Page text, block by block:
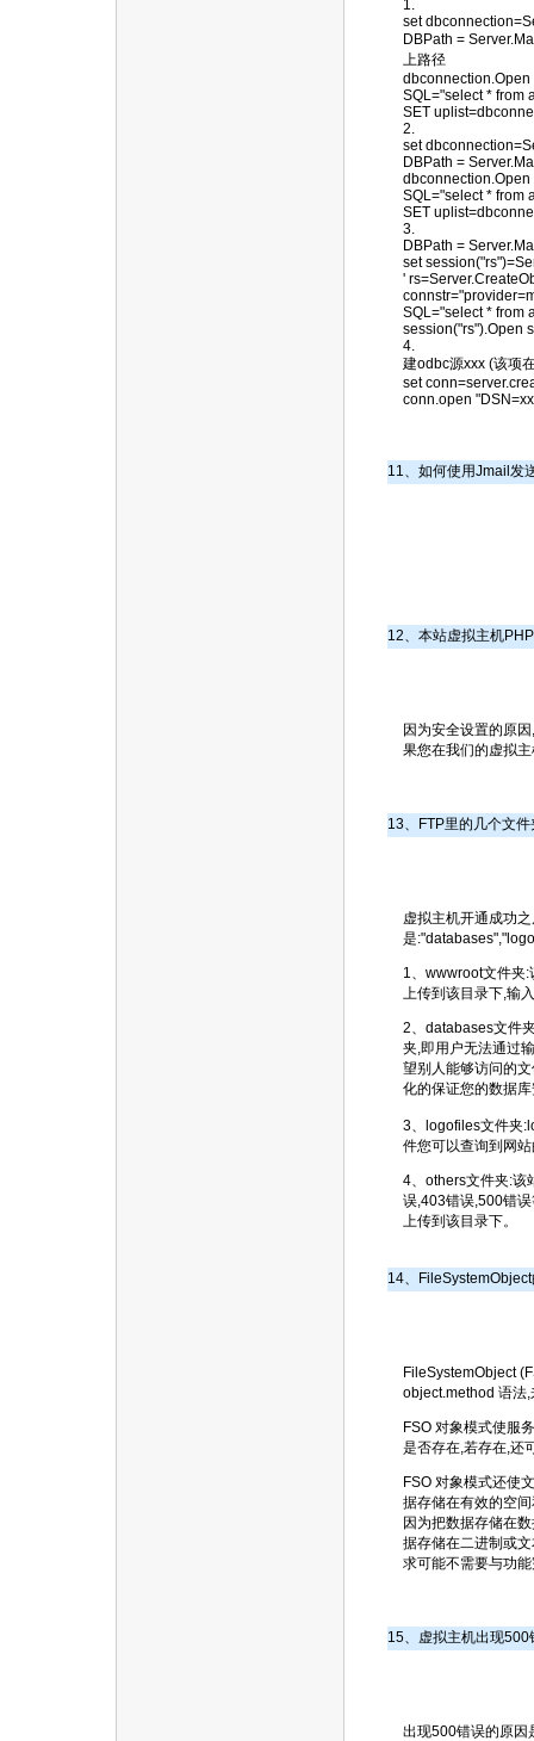
1.
set
DBPath =
上路径
dbconnection.Open
SQL="select * from
SET
2.
set
DBPath =
SQL="select * from
SET
3.
DBPath =
set
'
SQL="select * from
session("rs").Open
4.
建odbc源xxx (该项
set
conn.open
11、如何使用Jmail发
12、本站虚拟主机
因为安全设置的原
果您在我们的虚拟
13、FTP里的几个文
虚拟主机开通成功
是
1、wwwroot文件夹
上传到该目录下,输
2、databases文件
夹,即用户无法通过
望别人能够访问的
化的保证您的数据
3、logofiles文件夹
件您可以查询到网
4、others文件夹:该
误,403错误,500错
上传到该目录下。
14、
FileSystemObject
object.method 语法
FSO 对象模式使服
是否存在,若存在,还
FSO 对象模式还使
据存储在有效的空
因为把数据存储在
据存储在二进制或
求可能不需要与功
15、虚拟主机出现
出现500错误的原因